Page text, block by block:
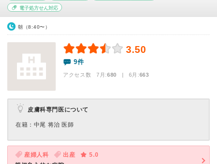
電子処方せん対応
朝（8:40〜）
3.50
9件
アクセス数 7月:680 | 6月:663
皮膚科専門医について
在籍：中尾 将治 医師
産婦人科 出産
5.0